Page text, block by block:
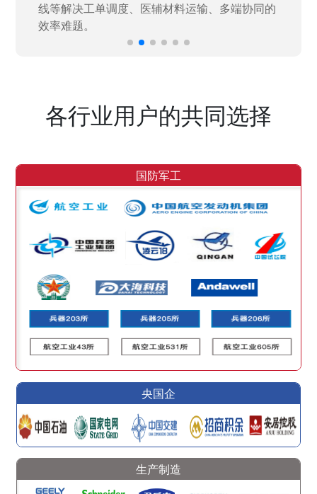
各行业用户的共同选择
国防军工
央国企
生产制造